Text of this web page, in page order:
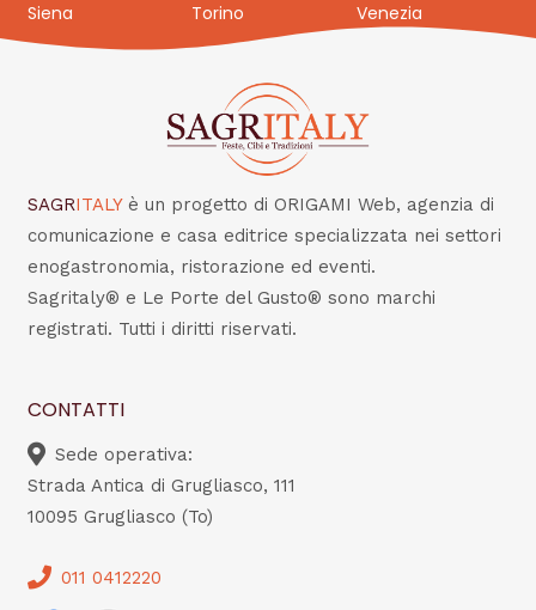
Siena
Torino Venezia
SAGRITALY è un progetto di ORIGAMI Web, agenzia di
comunicazione e casa editrice specializzata nei settori
enogastronomia, ristorazione ed eventi.
Sagritaly® e Le Porte del Gusto® sono marchi
registrati. Tutti i diritti riservati.
CONTATTI
Sede operativa:
Strada Antica di Grugliasco, 111
10095 Grugliasco (To)
011 0412220